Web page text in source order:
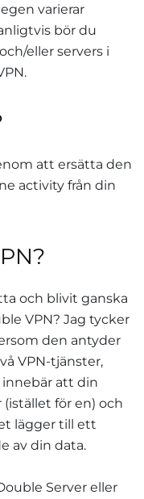
varierar
bör du
eller servers i
att ersätta den
activity från din
och blivit ganska
VPN? Jag tycker
den antyder
VPN-tjänster,
innebär att din
(istället för en) och
lägger till ett
av din data.
Server eller